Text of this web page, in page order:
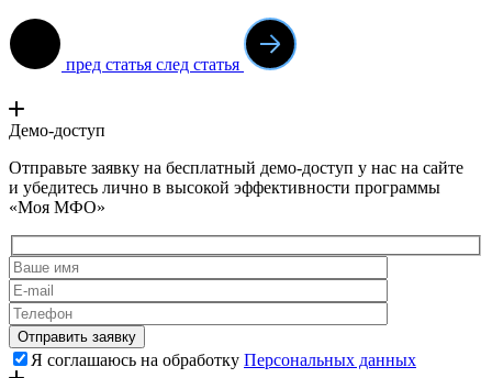
пред статья след статья
Демо-доступ
Отправьте заявку на бесплатный демо-доступ у нас на сайте
и убедитесь лично в высокой эффективности программы
«Моя МФО»
Я соглашаюсь на обработку Персональных данных